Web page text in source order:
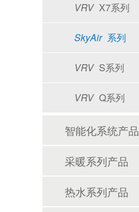
VRV X7系列
SkyAir 系列
VRV S系列
VRV Q系列
智能化系统产品
采暖系列产品
热水系列产品